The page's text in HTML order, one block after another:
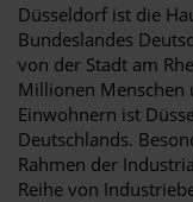
Düsseldorf ist die
Bundeslandes
von der Stadt am
Millionen
Einwohnern ist
Deutschlands.
Rahmen der
Reihe von